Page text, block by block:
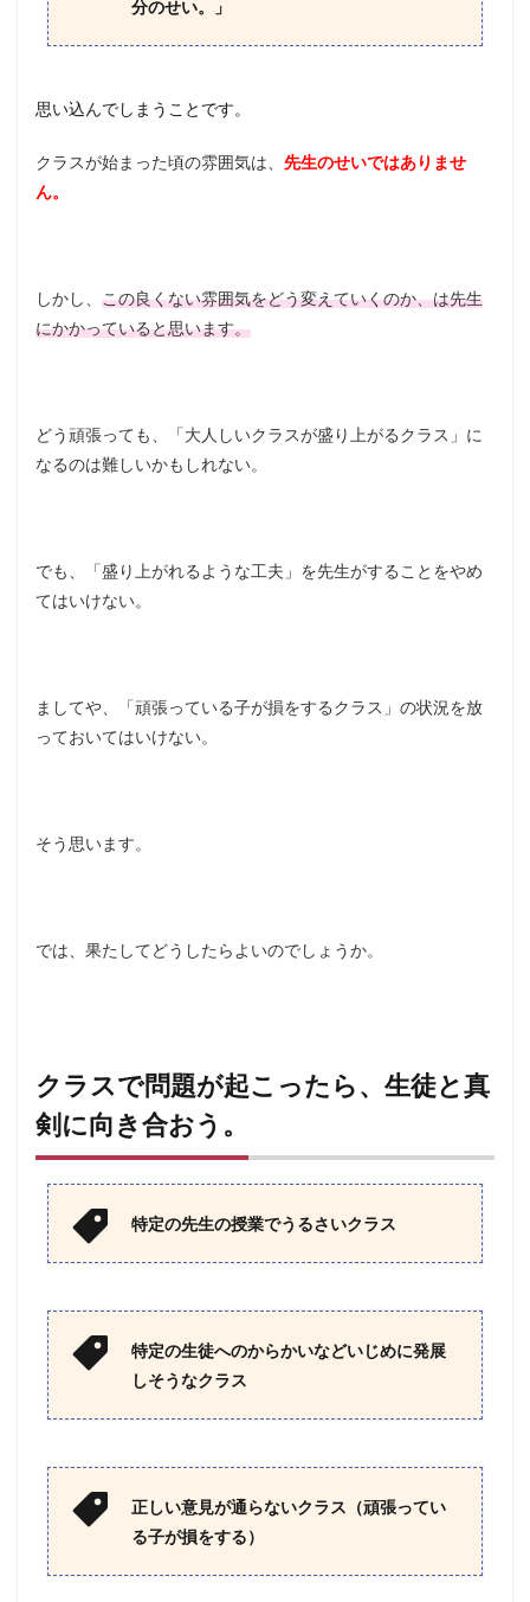
分のせい。」
思い込んでしまうことです。
クラスが始まった頃の雰囲気は、 先生のせいではありませ
ん。
しかし、 この良くない雰囲気をどう変えていくのか、は先生
にかかっていると思います。
どう頑張っても、「大人しいクラスが盛り上がるクラス」に
なるのは難しいかもしれない。
でも、「盛り上がれるような工夫」を先生がすることをやめ
てはいけない。
ましてや、「頑張っている子が損をするクラス」の状況を放
っておいてはいけない。
そう思います。
では、果たしてどうしたらよいのでしょうか。
クラスで問題が起こったら、生徒と真
剣に向き合おう。
特定の先生の授業でうるさいクラス
特定の生徒へのからかいなどいじめに発展
しそうなクラス
正しい意見が通らないクラス（頑張ってい
る子が損をする）